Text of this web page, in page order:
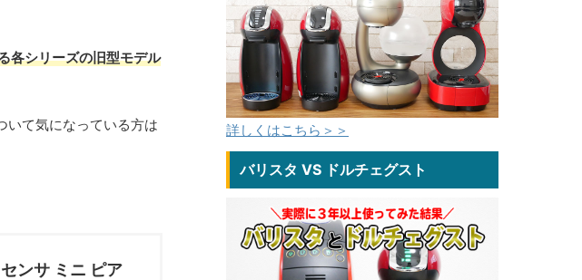
各シリーズの旧型モデル
いて気になっている方は
ンサ ミニ ピア
詳しくはこちら＞＞
バリスタ VS ドルチェグスト